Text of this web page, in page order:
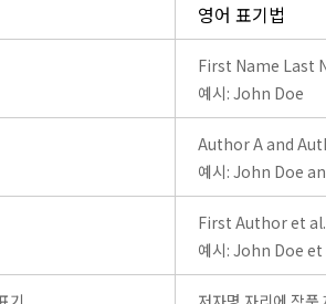
영어 표기법
First Name Last
예시: John Doe
Author A and
예시: John Doe
First Author et al.
예시: John Doe et